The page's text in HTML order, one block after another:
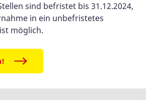
sind befristet bis 31.12.2024,
in ein unbefristetes
möglich.